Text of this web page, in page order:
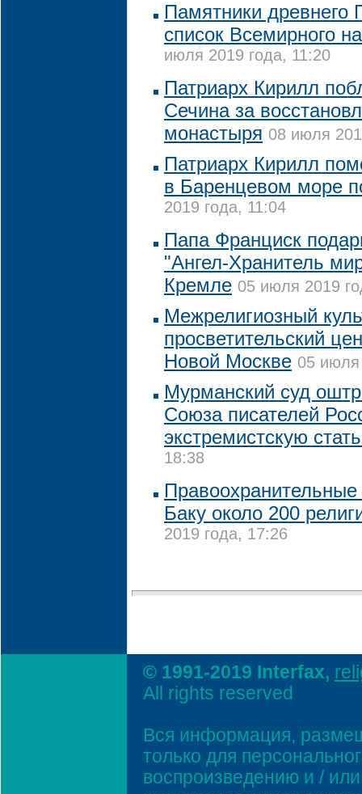
Памятники древнего
список Всемирного
июля 2019 года, 11:20
Патриарх Кирилл
Сечина за
монастыря 08 июля
Патриарх Кирилл
в Баренцевом море
2019 года, 11:04
Папа Франциск
"Ангел-Хранитель
Кремле 05 июля 2019
Межрелигиозный
просветительский
Новой Москве 05 июля
Мурманский суд
Союза писателей
экстремистскую
18:38
Баку около 200
2019 года, 17:26
© 1991-2019 Interfax,
All rights reserved
Вся информация,
только для
воспроизведению и /